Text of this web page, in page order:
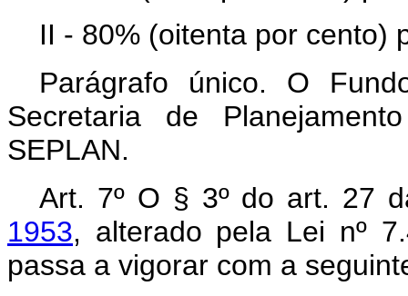
II - 80% (oitenta por cento)
Parágrafo único. O
Secretaria de
SEPLAN.
Art. 7º O § 3º do art. 27
1953, alterado pela Lei nº
passa a vigorar com a